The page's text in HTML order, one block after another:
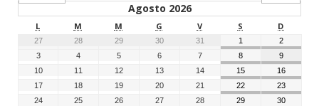
Agosto 2026
L M M G V S D
27 28 29 30 31 1
2
3
4 5 6 7 8
9
10
11 12 13 14 15
16
17
18 19 20 21 22
23
24
25 26 27 28 29
30